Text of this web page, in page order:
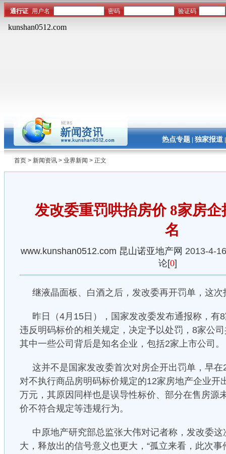
热点专题| 独家报道
首页 > 新闻资讯 > 业界新闻 > 正文
发改委重罚哄抬房价 8家房
名
www.kunshan0512.com 昆山诺亚地产网 2013-4-
论[0]
继液晶面板、白酒之后，发改委再开罚单，这
昨日（4月15日），国家发改委发布通报称，有
违反明码标价的相关规定，决定予以处罚，8家公
其中一些公司背后是知名企业，包括2家上市公司。
这并不是国家发改委首次对房企开出罚单，早
对不执行商品房明码标价规定的12家房地产企业开
万元，其原因同样也是误导性标价、部分在售房源
价不符合规定等违规行为。
中原地产研究部总监张大伟对记者称，发改委
大，释放出的信号意义也更大，“孤立来看，此次